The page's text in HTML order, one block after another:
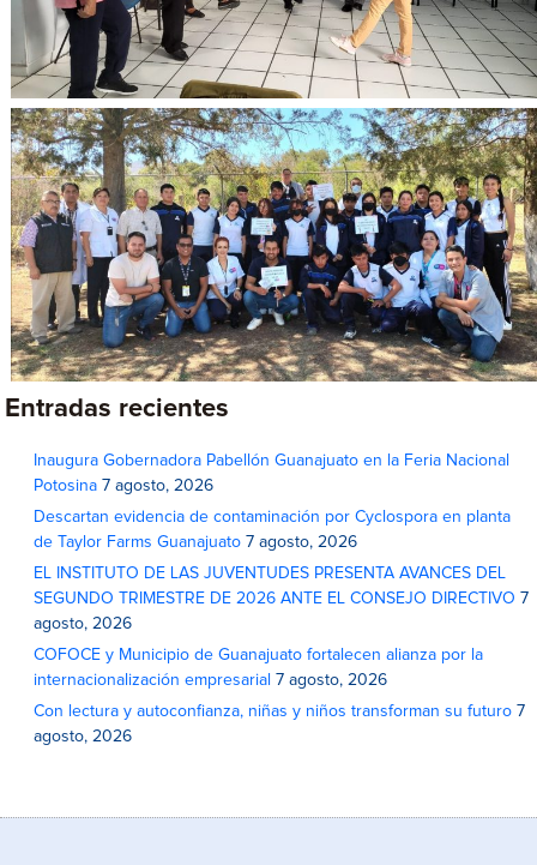
Entradas recientes
Inaugura Gobernadora Pabellón Guanajuato en la Feria Nacional
Potosina 7 agosto, 2026
Descartan evidencia de contaminación por Cyclospora en planta
de Taylor Farms Guanajuato 7 agosto, 2026
EL INSTITUTO DE LAS JUVENTUDES PRESENTA AVANCES DEL
SEGUNDO TRIMESTRE DE 2026 ANTE EL CONSEJO DIRECTIVO 7
agosto, 2026
COFOCE y Municipio de Guanajuato fortalecen alianza por la
internacionalización empresarial 7 agosto, 2026
Con lectura y autoconfianza, niñas y niños transforman su futuro 7
agosto, 2026